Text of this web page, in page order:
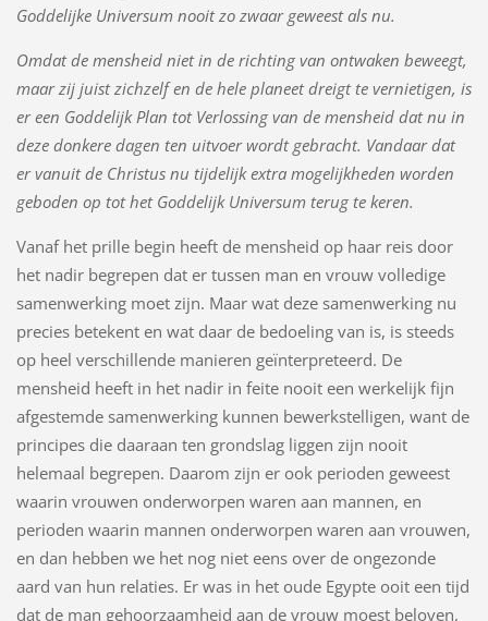
Goddelijke Universum nooit zo zwaar geweest als nu.
Omdat de mensheid niet in de richting van ontwaken beweegt,
maar zij juist zichzelf en de hele planeet dreigt te vernietigen, is
er een Goddelijk Plan tot Verlossing van de mensheid dat nu in
deze donkere dagen ten uitvoer wordt gebracht. Vandaar dat
er vanuit de Christus nu tijdelijk extra mogelijkheden worden
geboden op tot het Goddelijk Universum terug te keren.
Vanaf het prille begin heeft de mensheid op haar reis door
het nadir begrepen dat er tussen man en vrouw volledige
samenwerking moet zijn. Maar wat deze samenwerking nu
precies betekent en wat daar de bedoeling van is, is steeds
op heel verschillende manieren geïnterpreteerd. De
mensheid heeft in het nadir in feite nooit een werkelijk fijn
afgestemde samenwerking kunnen bewerkstelligen, want de
principes die daaraan ten grondslag liggen zijn nooit
helemaal begrepen. Daarom zijn er ook perioden geweest
waarin vrouwen onderworpen waren aan mannen, en
perioden waarin mannen onderworpen waren aan vrouwen,
en dan hebben we het nog niet eens over de ongezonde
aard van hun relaties. Er was in het oude Egypte ooit een tijd
dat de man gehoorzaamheid aan de vrouw moest beloven,